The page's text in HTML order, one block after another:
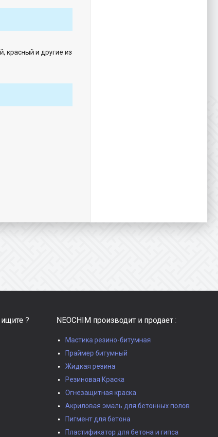
красный и другие из
? NEOCHIM производит и продает :
Мастика резино-битумная
Праймер битумный
Жидкая резина
Резиновая Краска
Огнезащитная краска
Акриловая эмаль для бетонных полов
Пигмент для бетона
Пластификатор для бетона и гипса